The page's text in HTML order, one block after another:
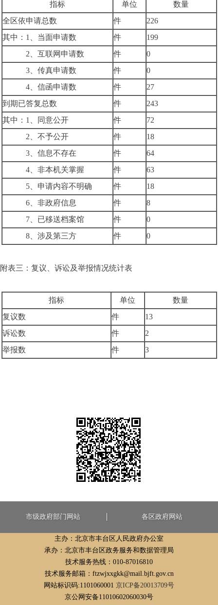
指标 单位
数量
全区依申请总数
件
226
其中：1、当面申请数
件
199
2、互联网申请数
件
0
3、传真申请数
件
0
4、信函申请数
件
27
到期已答复总数
件
243
其中：1、同意公开
件
72
2、不予公开
件
18
3、信息不存在
件
64
4、非本机关掌握
件
63
5、申请内容不明确
件
18
6、非政府信息
件
8
7、已移送档案馆
件
0
8、涉及第三方
件 0
附表三：复议、诉讼及举报情况统计表
指标 单位
数量
复议数
件
13
诉讼数
件
2
举报数
件 3
市级政府部门网站 各区政府网站
主办：北京市丰台区人民政府办公室
承办：北京市丰台区政务服务和数据管理局
技术服务热线：010-87016810
技术服务邮箱：ftzwjxxgkk@mail.bjft.gov.cn
网站标识码:1101060001 京ICP备20013709号
京公网安备11010602060030号